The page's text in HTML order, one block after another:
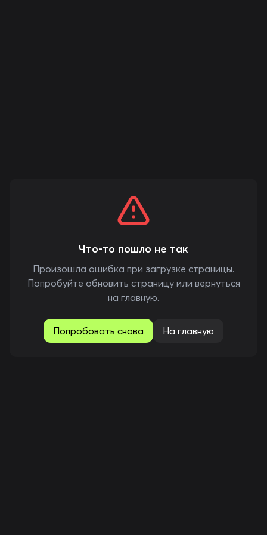
Что-то пошло не так
Произошла ошибка при загрузке страницы.
Попробуйте обновить страницу или вернуться
на главную.
Попробовать снова На главную